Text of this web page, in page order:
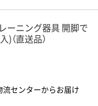
ーニング器具 開脚で
（直送品）
流センターからお届け